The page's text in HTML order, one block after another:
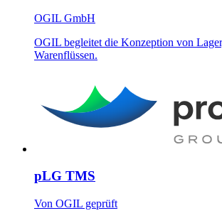
OGIL GmbH
OGIL begleitet die Konzeption von
Warenflüssen.
pLG TMS
Von OGIL geprüft